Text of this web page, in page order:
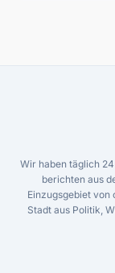
Wir haben täglich
berichten aus
Einzugsgebiet von
Stadt aus Politik,